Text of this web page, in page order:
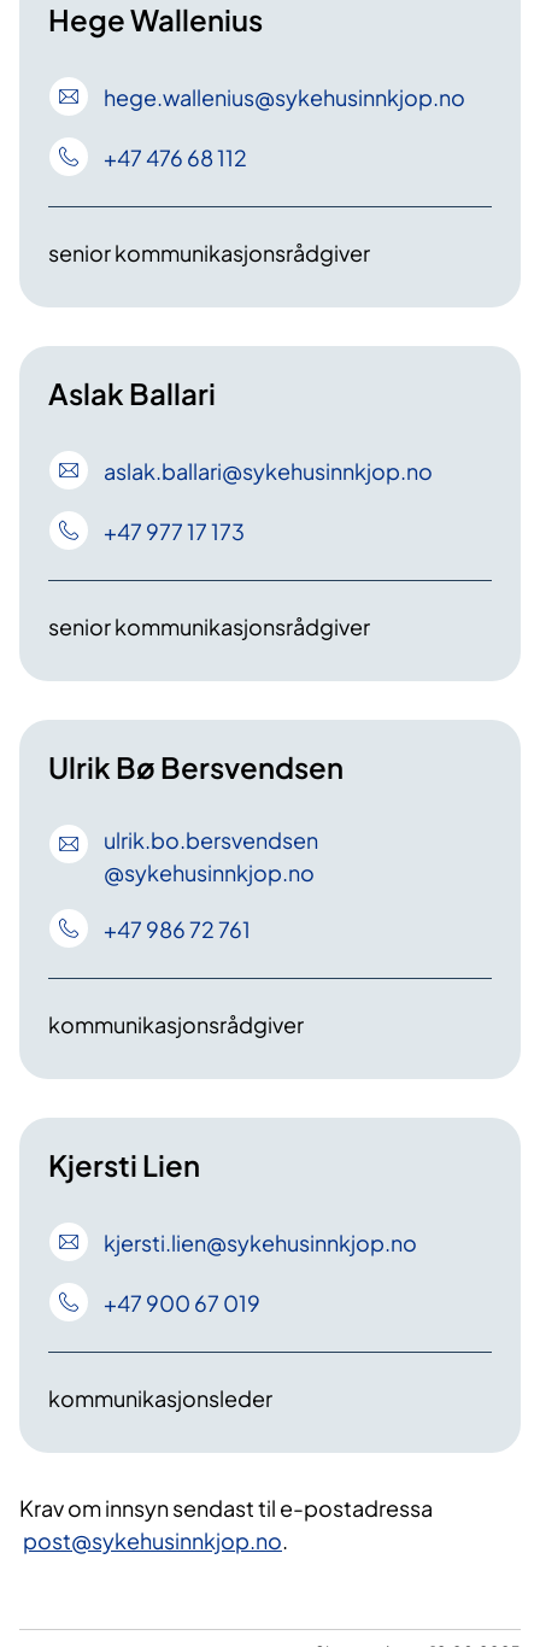
Hege Wallenius
hege .wallenius@sykehusinnkjop .no
+47 476 68 112
senior kommunikasjonsrådgiver
Aslak Ballari
aslak .ballari@sykehusinnkjop .no
+47 977 17 173
senior kommunikasjonsrådgiver
Ulrik Bø Bersvendsen
ulrik.bo.bersvendsen
@sykehusinnkjop.no
+47 986 72 761
kommunikasjonsrådgiver
Kjersti Lien
kjersti .lien@sykehusinnkjop .no
+47 900 67 019
kommunikasjonsleder
Krav om innsyn ​sendast til e-postadressa​
post@sykehusinnkjop.no.